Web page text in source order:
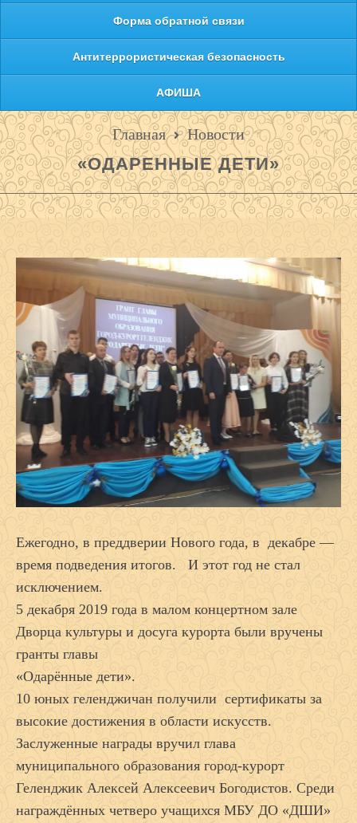
Форма обратной связи
Антитеррористическая безопасность
АФИША
Главная Новости
«ОДАРЕННЫЕ ДЕТИ»
Ежегодно, в преддверии Нового года, в декабре —
время подведения итогов. И этот год не стал
исключением.
5 декабря 2019 года в малом концертном зале
Дворца культуры и досуга курорта были вручены
гранты главы
«Одарённые дети».
10 юных геленджичан получили сертификаты за
высокие достижения в области искусств.
Заслуженные награды вручил глава
муниципального образования город-курорт
Геленджик Алексей Алексеевич Богодистов. Среди
награждённых четверо учащихся МБУ ДО «ДШИ»